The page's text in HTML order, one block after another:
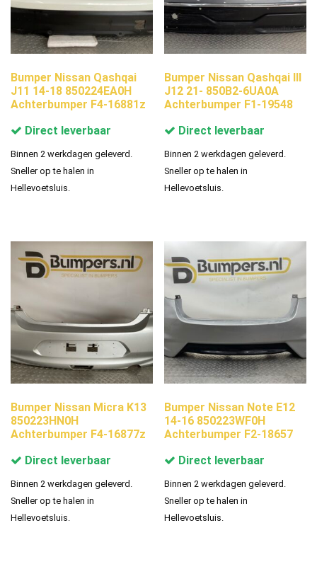
Bumper Nissan Qashqai
J11 14-18 850224EA0H
Achterbumper F4-16881z
Direct leverbaar
Binnen 2 werkdagen geleverd.
Sneller op te halen in
Hellevoetsluis.
Bumper Nissan Qashqai III
J12 21- 850B2-6UA0A
Achterbumper F1-19548
Direct leverbaar
Binnen 2 werkdagen geleverd.
Sneller op te halen in
Hellevoetsluis.
Bumper Nissan Micra K13
850223HN0H
Achterbumper F4-16877z
Direct leverbaar
Binnen 2 werkdagen geleverd.
Sneller op te halen in
Hellevoetsluis.
Bumper Nissan Note E12
14-16 850223WF0H
Achterbumper F2-18657
Direct leverbaar
Binnen 2 werkdagen geleverd.
Sneller op te halen in
Hellevoetsluis.